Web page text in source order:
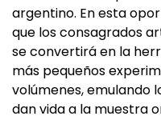
argentino. En esta
que los consagrados
se convertirá en la
más pequeños
volúmenes, emulando
dan vida a la muestra